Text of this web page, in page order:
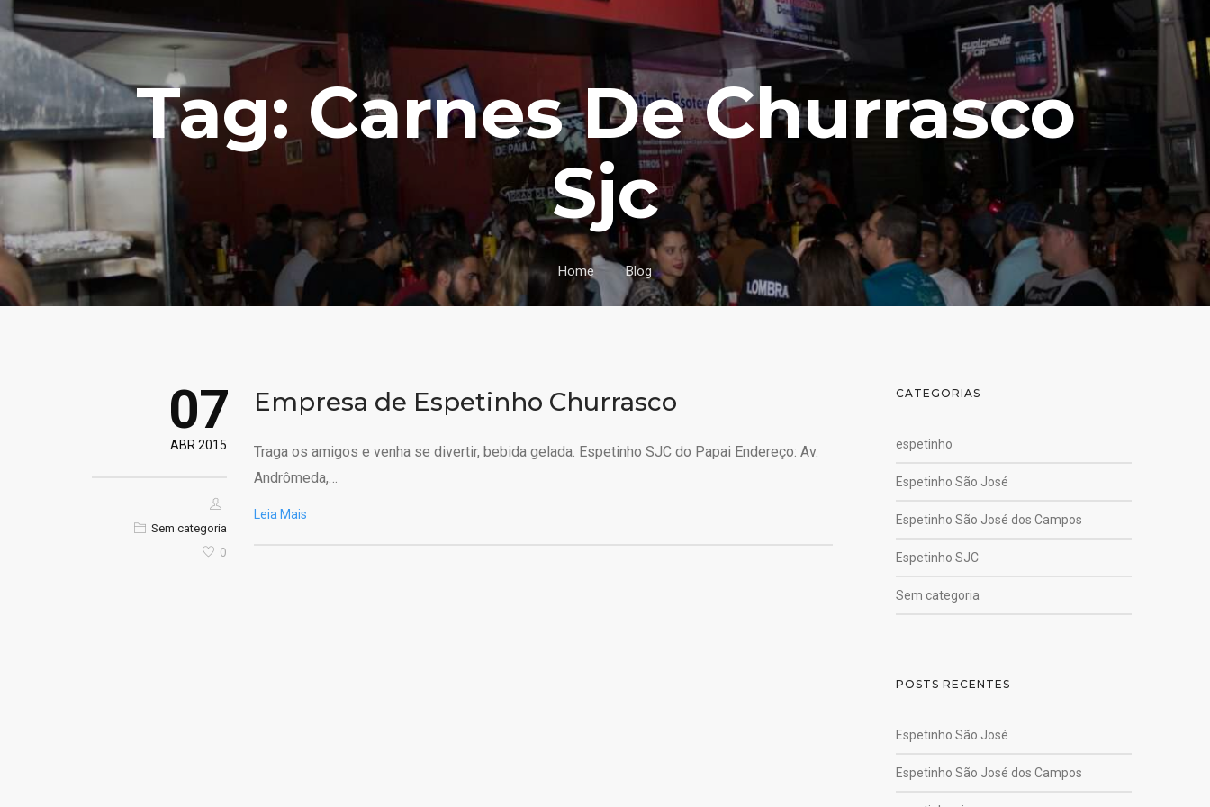
Tag: Carnes De Churrasco
Sjc
Home Blog
07
ABR 2015
Sem categoria
0
Empresa de Espetinho Churrasco
Traga os amigos e venha se divertir, bebida gelada. Espetinho SJC do Papai Endereço: Av.
Andrômeda,…
Leia Mais
CATEGORIAS
espetinho
Espetinho São José
Espetinho São José dos Campos
Espetinho SJC
Sem categoria
POSTS RECENTES
Espetinho São José
Espetinho São José dos Campos